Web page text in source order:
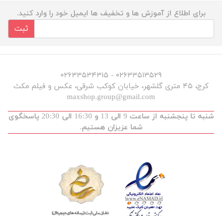
برای اطلاع از آموزش ها و تخفیف ها ایمیل خود را وارد کنید.
ثبت
۰۲۶۳۳۵۱۳۵۲۹ - ۰۲۶۳۳۵۳۴۳۱۵
کرج، ۴۵ متری گلشهر، خیابان کوکب شرقی، عکس و فیلم مکث
maxshop.group@gmail.com
شنبه تا پنجشنبه از ساعت 9 الی 13 و 16:30 الی 20:30 پاسخگوی
شما عزیزان هستیم.